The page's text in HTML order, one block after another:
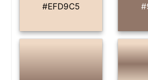
#EFD9C5